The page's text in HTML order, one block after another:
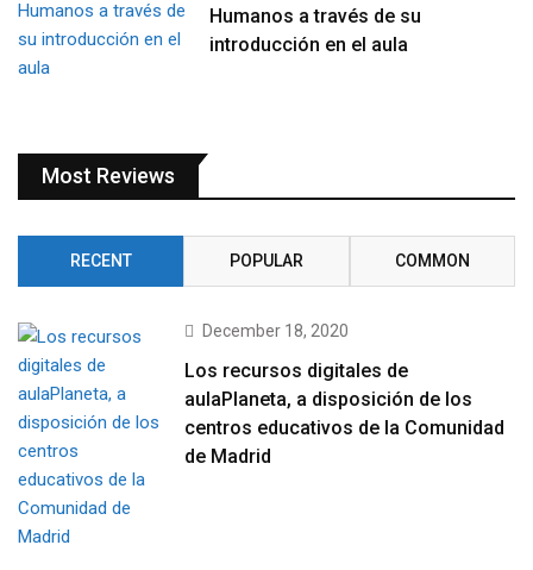
Humanos a través de su
introducción en el aula
Most Reviews
RECENT POPULAR COMMON
December 18, 2020
Los recursos digitales de
aulaPlaneta, a disposición de los
centros educativos de la Comunidad
de Madrid